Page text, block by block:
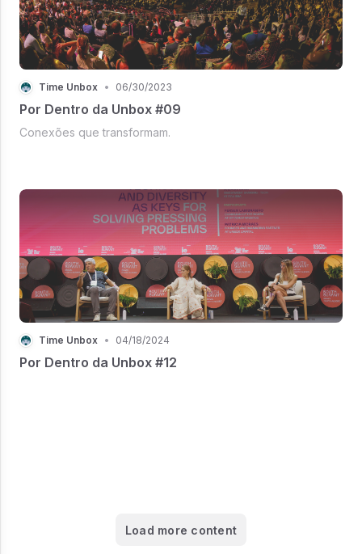
Time Unbox • 06/30/2023
Por Dentro da Unbox #09
Conexões que transformam.
Time Unbox • 04/18/2024
Por Dentro da Unbox #12
Load more content